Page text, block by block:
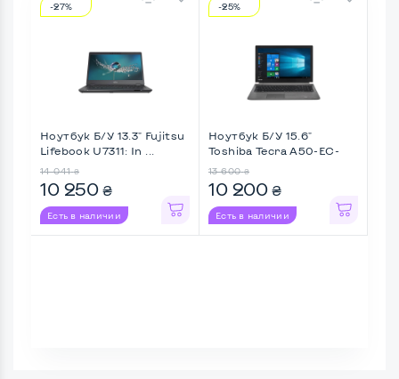
-27%
Ноутбук Б/У 13.3" Fujitsu
Lifebook U7311: In ...
14 041 ₴
10 250 ₴
Есть в наличии
-25%
Ноутбук Б/У 15.6"
Toshiba Tecra A50-EC-
13 600 ₴
10 200 ₴
Есть в наличии